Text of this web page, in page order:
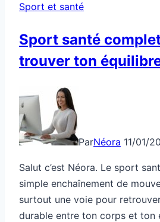
Sport et santé
Sport santé
trouver ton
ParNéora 11/01/
Salut c’est Néora. Le sport
simple enchaînement de
surtout une voie pour
durable entre ton corps et ton